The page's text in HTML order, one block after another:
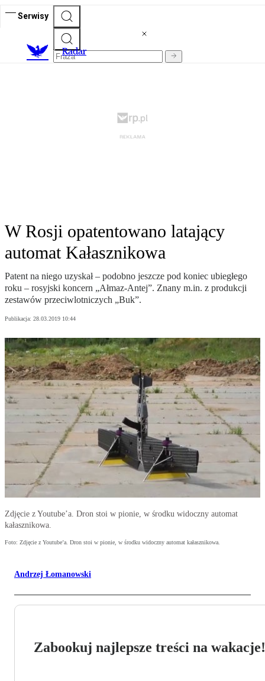
Serwisy
Radar
W Rosji opatentowano latający
automat Kałasznikowa
Patent na niego uzyskał – podobno jeszcze pod koniec ubiegłego
roku – rosyjski koncern „Ałmaz-Antej”. Znany m.in. z produkcji
zestawów przeciwlotniczych „Buk”.
Publikacja: 28.03.2019 10:44
Zdjęcie z Youtube’a. Dron stoi w pionie, w środku widoczny automat
kałasznikowa.
Foto: Zdjęcie z Youtube’a. Dron stoi w pionie, w środku widoczny automat kałasznikowa.
Andrzej Łomanowski
Zabookuj najlepsze treści na wakacje!